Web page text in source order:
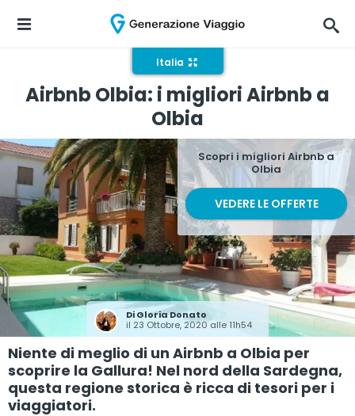
Italia
Airbnb Olbia: i migliori Airbnb a
Olbia
DiGloria Donato
il 23 Ottobre, 2020 alle 11h54
Scopri i migliori Airbnb a
Olbia
VEDERE LE OFFERTE
Niente di meglio di un Airbnb a Olbia per
scoprire la Gallura! Nel nord della Sardegna,
questa regione storica è ricca di tesori per i
viaggiatori.